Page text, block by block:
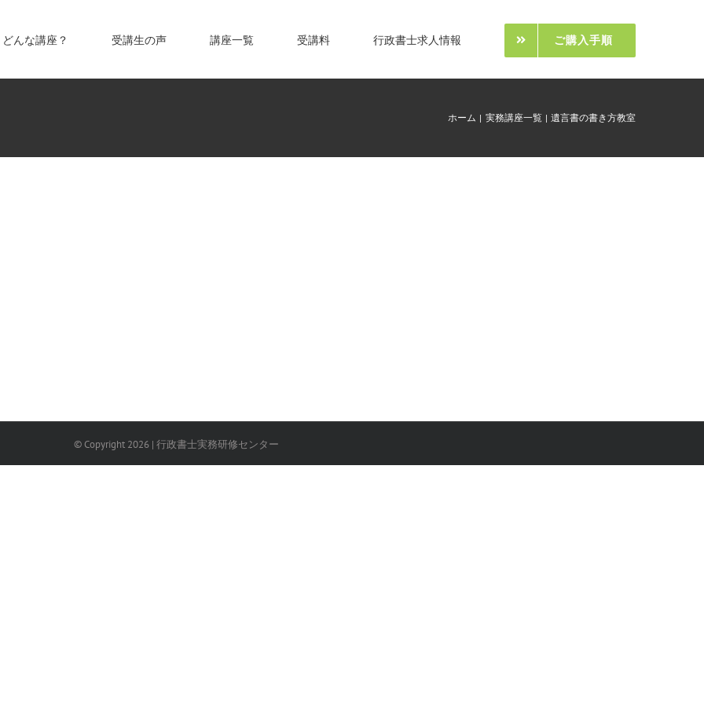
どんな講座？ 受講生の声 講座一覧 受講料 行政書士求人情報 ご購入手順
ホーム 実務講座一覧 遺言書の書き方教室
© Copyright 2026| 行政書士実務研修センター